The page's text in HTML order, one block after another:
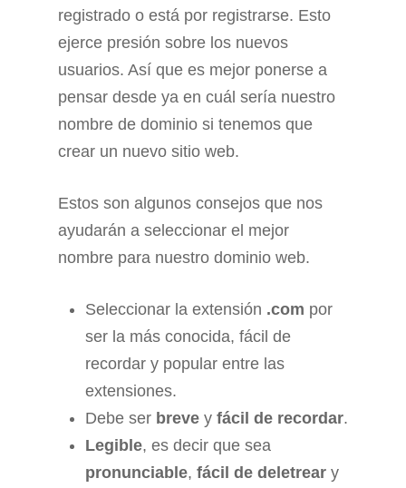
registrado o está por registrarse. Esto
ejerce presión sobre los nuevos
usuarios. Así que es mejor ponerse a
pensar desde ya en cuál sería nuestro
nombre de dominio si tenemos que
crear un nuevo sitio web.
Estos son algunos consejos que nos
ayudarán a seleccionar el mejor
nombre para nuestro dominio web.
Seleccionar la extensión .com por
ser la más conocida, fácil de
recordar y popular entre las
extensiones.
Debe ser breve y fácil de recordar.
Legible, es decir que sea
pronunciable, fácil de deletrear y